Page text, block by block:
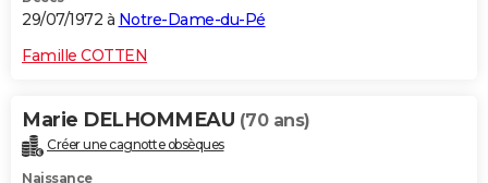
29/07/1972 à Notre-Dame-du-Pé
Famille COTTEN
Marie DELHOMMEAU (70 ans)
Créer une cagnotte obsèques
Naissance